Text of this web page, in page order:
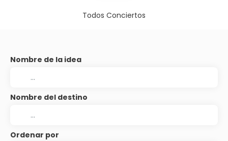
Todos Conciertos
Nombre de la idea
Nombre del destino
Ordenar por